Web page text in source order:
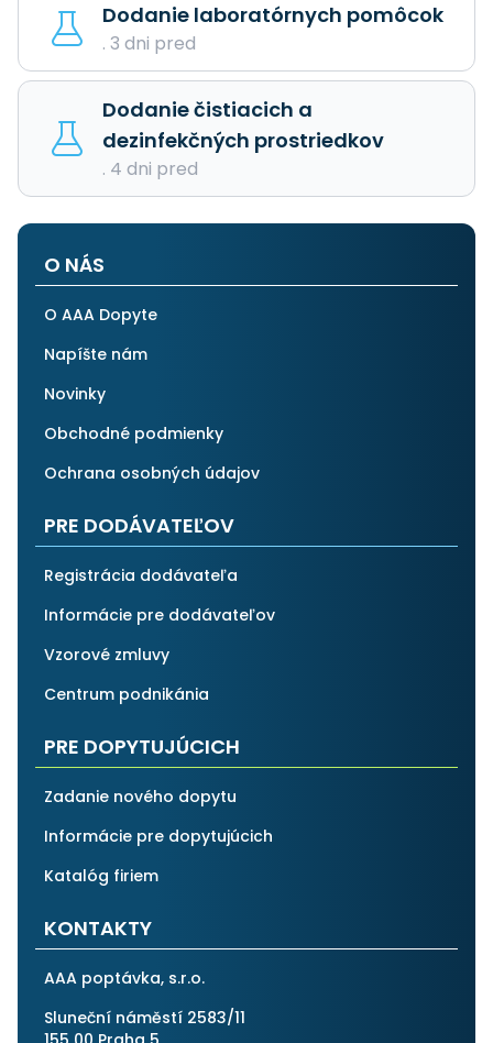
Dodanie laboratórnych pomôcok
. 3 dni pred
Dodanie čistiacich a
dezinfekčných prostriedkov
. 4 dni pred
O NÁS
O AAA Dopyte
Napíšte nám
Novinky
Obchodné podmienky
Ochrana osobných údajov
PRE DODÁVATEĽOV
Registrácia dodávateľa
Informácie pre dodávateľov
Vzorové zmluvy
Centrum podnikánia
PRE DOPYTUJÚCICH
Zadanie nového dopytu
Informácie pre dopytujúcich
Katalóg firiem
KONTAKTY
AAA poptávka, s.r.o.
Sluneční náměstí 2583/11